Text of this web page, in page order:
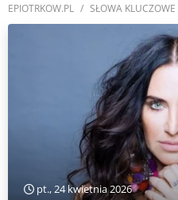
EPIOTRKOW.PL SŁOWA KLUCZOWE
pt., 24 kwietnia 2026